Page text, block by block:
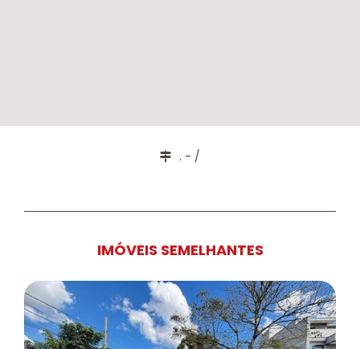
. - /
IMÓVEIS SEMELHANTES